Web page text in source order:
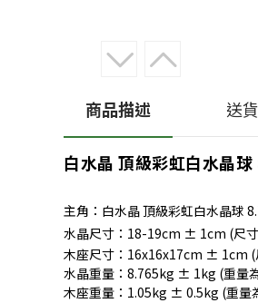
商品描述 送
白水晶 頂級彩虹白水晶
主角：白水晶 頂級彩虹白水晶球
水晶尺寸： 18-19cm ± 1cm (尺
木座尺寸：16x16x17cm ± 1cm (
水晶重量：8.765kg ± 1kg (重量
木座重量：1.05kg ± 0.5kg (重量